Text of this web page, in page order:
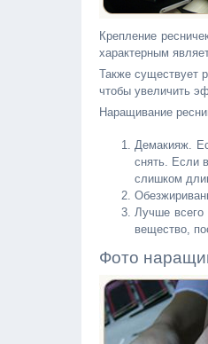
Крепление
характерным
Также существует
чтобы увеличить
Наращивание
Демакияж.
снять. Если
слишком
Лучше всего
вещество,
Фото